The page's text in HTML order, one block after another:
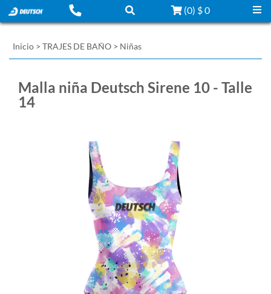
(0) $ 0
Inicio > TRAJES DE BAÑO > Niñas
Malla niña Deutsch Sirene 10 - Talle
14